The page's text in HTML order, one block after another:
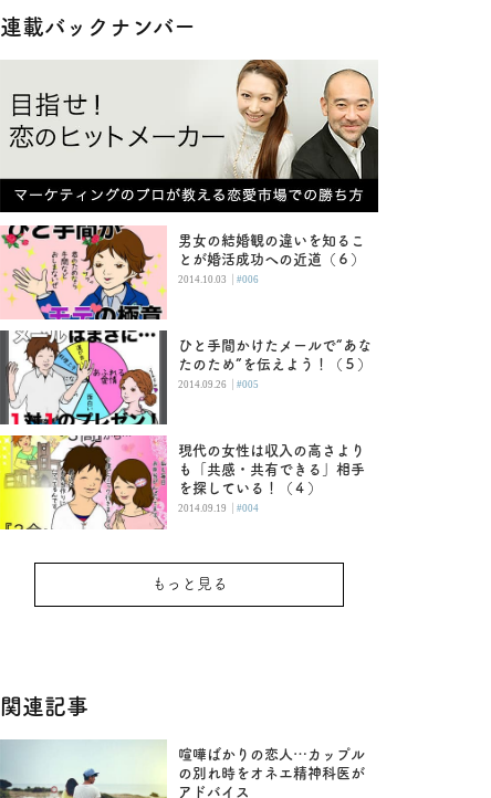
連載バックナンバー
男女の結婚観の違いを知るこ
とが婚活成功への近道（６）
2014.10.03 | #006
ひと手間かけたメールで“あな
たのため”を伝えよう！（５）
2014.09.26 | #005
現代の女性は収入の高さより
も「共感・共有できる」相手
を探している！（４）
2014.09.19 | #004
もっと見る
関連記事
喧嘩ばかりの恋人…カップル
の別れ時をオネエ精神科医が
アドバイス